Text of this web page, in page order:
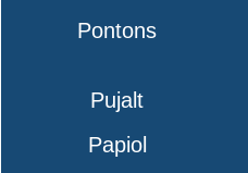
Pontons
Pujalt
Papiol